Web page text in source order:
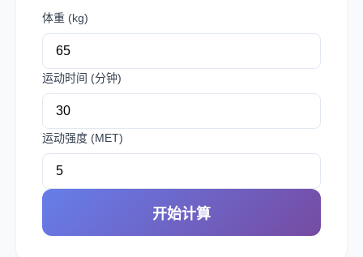
体重 (kg)
运动时间 (分钟)
运动强度 (MET)
开始计算